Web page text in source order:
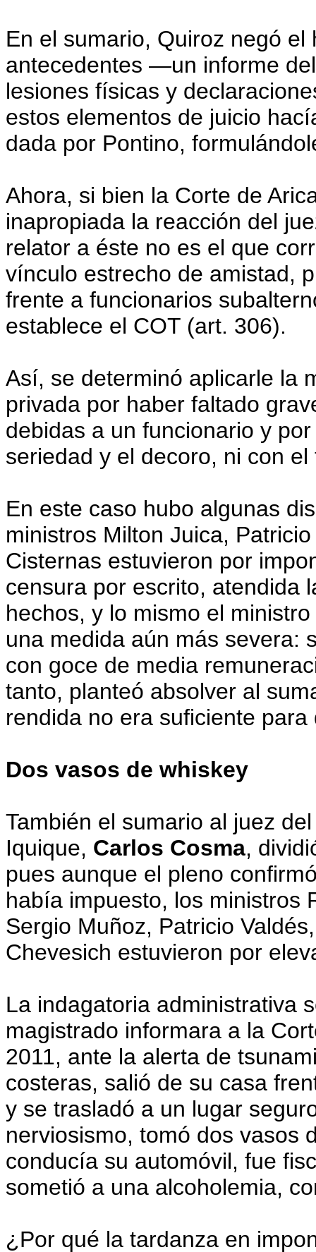
En el sumario, Quiroz negó
antecedentes —un informe
lesiones físicas y
estos elementos de juicio
dada por Pontino,
Ahora, si bien la Corte de
inapropiada la reacción del
relator a éste no es el que
vínculo estrecho de amistad,
frente a funcionarios
establece el COT (art. 306).
Así, se determinó aplicarle la
privada por haber faltado
debidas a un funcionario y
seriedad y el decoro, ni con
En este caso hubo algunas
ministros Milton Juica,
Cisternas estuvieron por
censura por escrito, atendida
hechos, y lo mismo el
una medida aún más severa:
con goce de media
tanto, planteó absolver al
rendida no era suficiente
Dos vasos de whiskey
También el sumario al juez
Iquique, Carlos Cosma,
pues aunque el pleno
había impuesto, los ministros
Sergio Muñoz, Patricio
Chevesich estuvieron por
La indagatoria administrativa
magistrado informara a la
2011, ante la alerta de
costeras, salió de su casa
y se trasladó a un lugar
nerviosismo, tomó dos vasos
conducía su automóvil, fue
sometió a una alcoholemia,
¿Por qué la tardanza en